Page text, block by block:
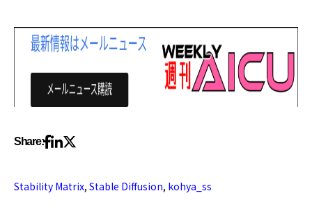
Share:
Stability Matrix, Stable Diffusion, kohya_ss